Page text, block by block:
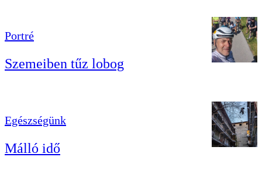
Portré
Szemeiben tűz lobog
Egészségünk
Málló idő